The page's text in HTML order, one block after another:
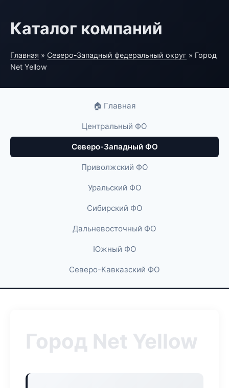
Каталог компаний
Главная » Северо-Западный федеральный округ » Город
Net Yellow
🏠 Главная
Центральный ФО
Северо-Западный ФО
Приволжский ФО
Уральский ФО
Сибирский ФО
Дальневосточный ФО
Южный ФО
Северо-Кавказский ФО
Город Net Yellow